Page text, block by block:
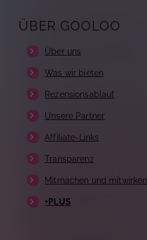
ÜBER GOOLOO
Über uns
Was wir bieten
Rezensionsablauf
Unsere Partner
Affiliate-Links
Transparenz
Mitmachen und mitwirken
+PLUS